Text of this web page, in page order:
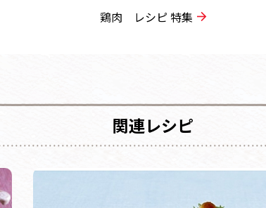
鶏肉 レシピ 特集
関連レシピ